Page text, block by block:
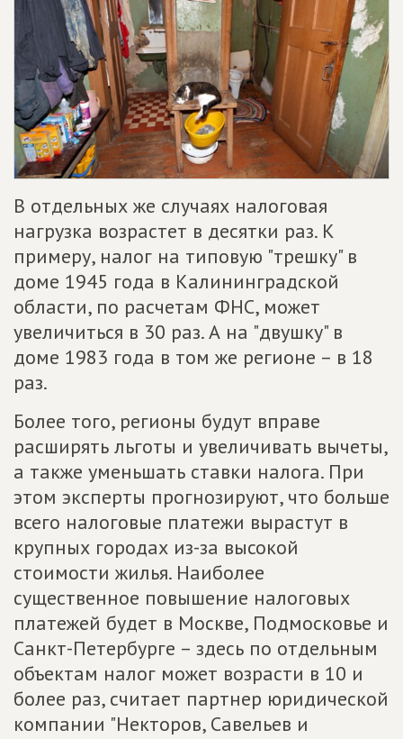
В отдельных же случаях налоговая
нагрузка возрастет в десятки раз. К
примеру, налог на типовую "трешку" в
доме 1945 года в Калининградской
области, по расчетам ФНС, может
увеличиться в 30 раз. А на "двушку" в
доме 1983 года в том же регионе – в 18
раз.
Более того, регионы будут вправе
расширять льготы и увеличивать вычеты,
а также уменьшать ставки налога. При
этом эксперты прогнозируют, что больше
всего налоговые платежи вырастут в
крупных городах из-за высокой
стоимости жилья. Наиболее
существенное повышение налоговых
платежей будет в Москве, Подмосковье и
Санкт-Петербурге – здесь по отдельным
объектам налог может возрасти в 10 и
более раз, считает партнер юридической
компании "Некторов, Савельев и